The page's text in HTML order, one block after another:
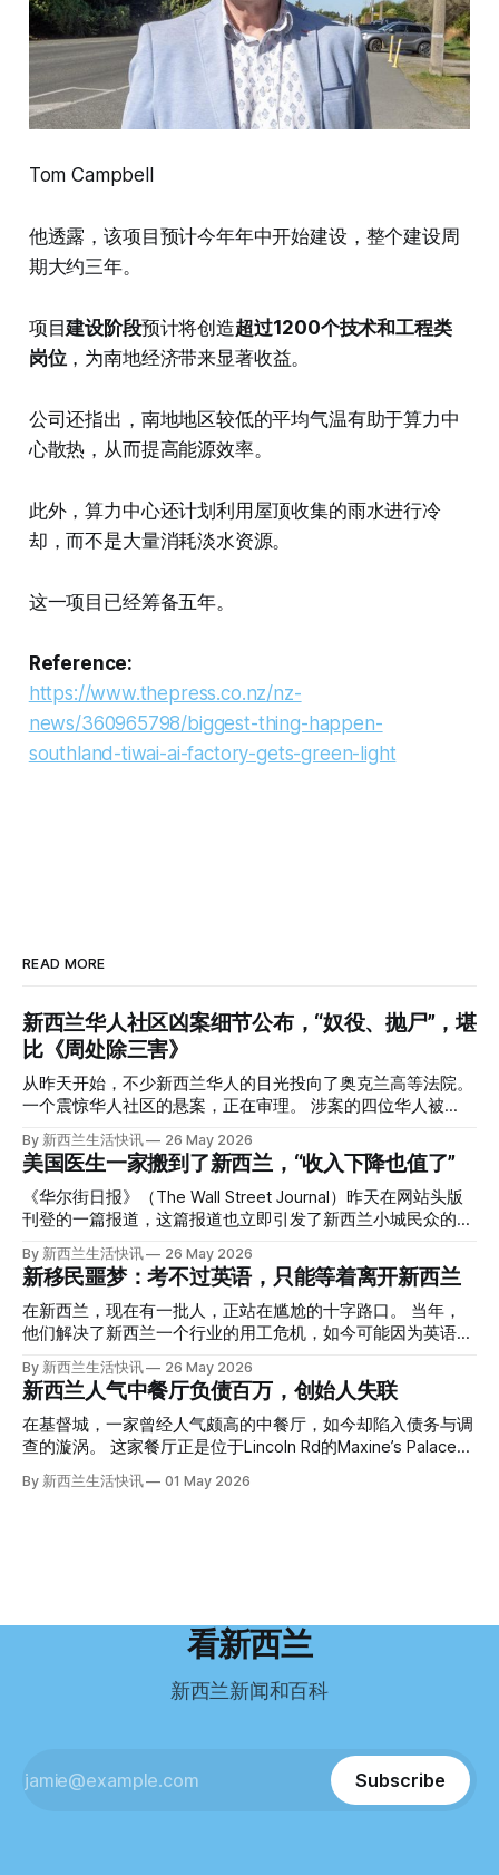
Tom Campbell
他透露，该项目预计今年年中开始建设，整个建设周
期大约三年。
项目建设阶段预计将创造超过1200个技术和工程类
岗位，为南地经济带来显著收益。
公司还指出，南地地区较低的平均气温有助于算力中
心散热，从而提高能源效率。
此外，算力中心还计划利用屋顶收集的雨水进行冷
却，而不是大量消耗淡水资源。
这一项目已经筹备五年。
Reference:
https://www.thepress.co.nz/nz-
news/360965798/biggest-thing-happen-
southland-tiwai-ai-factory-gets-green-light
READ MORE
新西兰华人社区凶案细节公布，“奴役、抛尸”，堪
比《周处除三害》
从昨天开始，不少新西兰华人的目光投向了奥克兰高等法院。
一个震惊华人社区的悬案，正在审理。 涉案的四位华人被
告，站在了法庭，被控与一位70岁中国女人的死有关。 事情
的复杂程度，远超人们的想象。 神秘的黑色塑料袋 先让我们
回到2024年3月12日。 新西兰一个名叫Paul Middleton的老
人，在奥克兰Gulf Harbour钓鱼时，发现了一个黑色塑料袋，
里面是一堆衣服。 再扒开衣服，他看到了一只手，一只人
腰部对折，黑色胶带缠着头、手腕和身体，整个人被绑成胎儿
状。 两个10公斤的米袋装满了石头，用胶带死死缠在尸体
上。 死者是亚洲面孔的老年女性，头部、脸、胳膊都有钝器
伤，当时身穿一件“娟燕牌”内衣和黑色长裤。 她是谁？没有人
Operation Parade的案子，开始调查。 米袋泄露秘密 破案的
关键，是两个米袋。这两个塑料米袋里装着用来压住尸体的花
园石头。 每个米袋上都有序列号。 警察一家家查，发现这批
米是在奥克兰北岸一家超市卖的。
By 新西兰生活快讯 26 May 2026
美国医生一家搬到了新西兰，“收入下降也值了”
《华尔街日报》（The Wall Street Journal）昨天在网站头版
刊登的一篇报道，这篇报道也立即引发了新西兰小城民众的兴
趣： “精疲力尽的美国医生，正在离开美国，前往新西兰一座
偏远小镇。” “精疲力尽的美国医生”搬家新西兰 四年前，在加
州拉霍亚（La Jolla）一家医院担任内科医生的Brandon
Williams医生达到了崩溃的边缘。 患者人数激增、医疗人员短
缺、医疗事故诉讼的威胁，以及对患者无力支付医疗费用的忧
（PTSD）。他的其中一位同事甚至因自杀身亡。 他并不想放
弃从医，但他不想再在美国行医了。 于是，他与38岁的妻子
Ellen Williams开始在欧洲寻找更好的选择。 就在那时，他收
到了一封来自新西兰医疗招聘人员的信。 “虽然跑到那个‘与世
义。”现年39岁的加州人Brandon说道。 2024年11月，这家人
By 新西兰生活快讯 26 May 2026
新移民噩梦：考不过英语，只能等着离开新西兰
在新西兰，现在有一批人，正站在尴尬的十字路口。 当年，
他们解决了新西兰一个行业的用工危机，如今可能因为英语考
试，不得不在几年内离开这个国家。 一位移民的无奈感叹：
“如果我们真能考到那个分数，就不会来开公交车了。” 因为英
语，他们一直无法上岸 来自菲律宾的Ryan De Guzman，就是
这批人中的一员。 2023年，当他看到新西兰招聘海外公交司
机的信息时，几乎没有犹豫就提交了申请。 “我听说这里气候
年3月抵达奥克兰。 当时心里盘算着：努力工作两年，申请居
所需的英语门槛。 De Guzman选择了另一项考试——
Pearson Test of English，最终成绩是45分，而申请要求是58
By 新西兰生活快讯 26 May 2026
新西兰人气中餐厅负债百万，创始人失联
在基督城，一家曾经人气颇高的中餐厅，如今却陷入债务与调
查的漩涡。 这家餐厅正是位于Lincoln Rd的Maxine’s Palace。
其背后的公司已进入清算程序，债务总额接近100万纽币，而
引人关注的是——清算人目前无法联系到创始人本人。 今年3
纽币，员工索赔金额仍在核算中。 整体债务规模，已经逼近
这导致公司财务记录尚未完全掌握，资产处置是否合理仍待核
在核查资产出售是否符合市
By 新西兰生活快讯 01 May 2026
看新西兰
新西兰新闻和百科
Subscribe